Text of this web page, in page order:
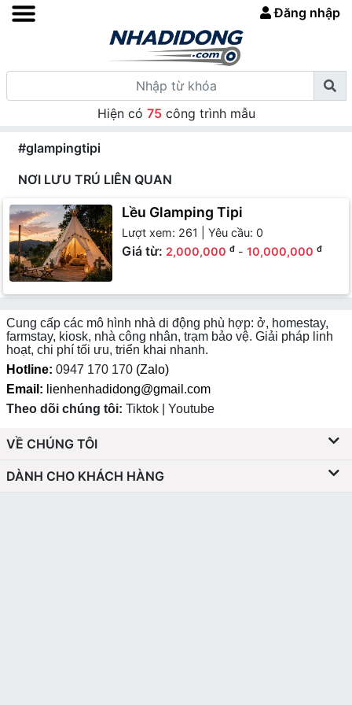
Đăng nhập
Hiện có 75công trình mẫu
#glampingtipi
NƠI LƯU TRÚ LIÊN QUAN
Lều Glamping Tipi
Lượt xem: 261 | Yêu cầu: 0
Giá từ: 2,000,000 đ - 10,000,000 đ
Cung cấp các mô hình nhà di động phù hợp: ở, homestay,
farmstay, kiosk, nhà công nhân, trạm bảo vệ. Giải pháp linh
hoạt, chi phí tối ưu, triển khai nhanh.
Hotline: 0947 170 170 (Zalo)
Email: lienhenhadidong@gmail.com
Theo dõi chúng tôi: Tiktok | Youtube
VỀ CHÚNG TÔI
DÀNH CHO KHÁCH HÀNG